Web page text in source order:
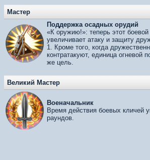
Мастер
Поддержка осадных орудий
«К оружию!»: теперь этот
увеличивает атаку и защиту
1. Кроме того, когда
контратакуют, единица огневой
же цель.
Великий Мастер
Военачальник
Время действия боевых кличей
раундов.